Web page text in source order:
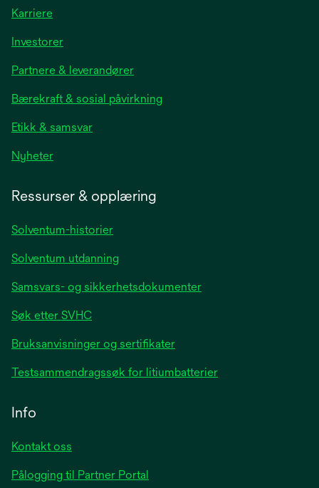
Karriere
Investoreropens
a
new
Partnere & leverandører
Bærekraft & sosial påvirkning
Etikk & samsvar
Nyheteropens
Ressurser & opplæring
Solventum-historier
Solventum utdanning
Samsvars- og sikkerhetsdokumenter
Søk etter SVHC
Bruksanvisninger og sertifikater
Testsammendragssøk for litiumbatterier
Info
Kontakt oss
Pålogging til Partner Portal